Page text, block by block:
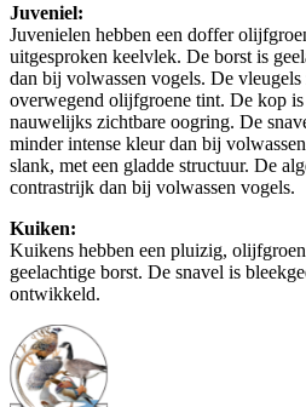
Juveniel:
Juvenielen hebben een doffer
uitgesproken keelvlek. De borst is
dan bij volwassen vogels. De
overwegend olijfgroene tint. De kop
nauwelijks zichtbare oogring. De
minder intense kleur dan bij
slank, met een gladde structuur. De
contrastrijk dan bij volwassen vogels.
Kuiken:
Kuikens hebben een pluizig,
geelachtige borst. De snavel is
ontwikkeld.